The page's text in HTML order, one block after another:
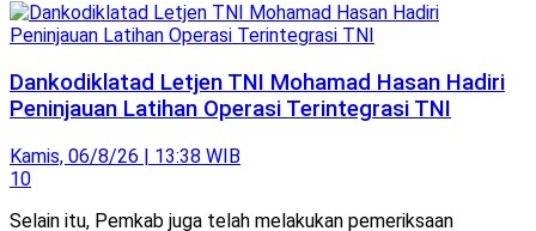
Dankodiklatad Letjen TNI Mohamad Hasan Hadiri
Peninjauan Latihan Operasi Terintegrasi TNI
Kamis, 06/8/26 | 13:38 WIB
10
Selain itu, Pemkab juga telah melakukan pemeriksaan